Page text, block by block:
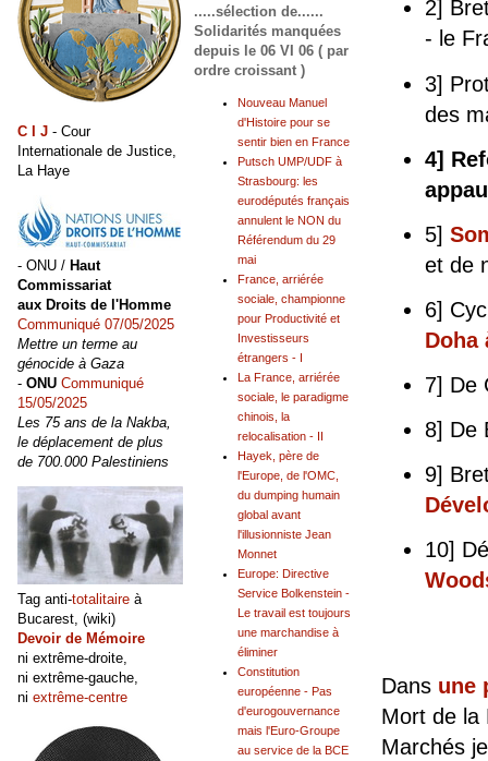
2]
- le
3]
des
4]
5]
et de
6]
Doha
7] De
8] De
9]
10]
Dans une
Mort de la
Marchés
.....sélection de......
Solidarités manquées
depuis le 06 VI 06 ( par
ordre croissant )
Nouveau Manuel
d'Histoire pour se
sentir bien en France
Putsch UMP/UDF à
Strasbourg: les
eurodéputés français
annulent le NON du
Référendum du 29
mai
France, arriérée
sociale, championne
pour Productivité et
Investisseurs
étrangers - I
La France, arriérée
sociale, le paradigme
chinois, la
relocalisation - II
Hayek, père de
l'Europe, de l'OMC,
du dumping humain
global avant
l'illusionniste Jean
Monnet
Europe: Directive
Service Bolkenstein -
Le travail est toujours
une marchandise à
éliminer
Constitution
européenne - Pas
d'eurogouvernance
mais l'Euro-Groupe
au service de la BCE
C I J - Cour
Internationale de Justice,
La Haye
- ONU / Haut
Commissariat
aux Droits de l'Homme
Communiqué 07/05/2025
Mettre un terme au
génocide à Gaza
- ONU Communiqué
15/05/2025
Les 75 ans de la Nakba,
le déplacement de plus
de 700.000 Palestiniens
Tag anti-totalitaire à
Bucarest, (wiki)
Devoir de Mémoire
ni extrême-droite,
ni extrême-gauche,
ni extrême-centre